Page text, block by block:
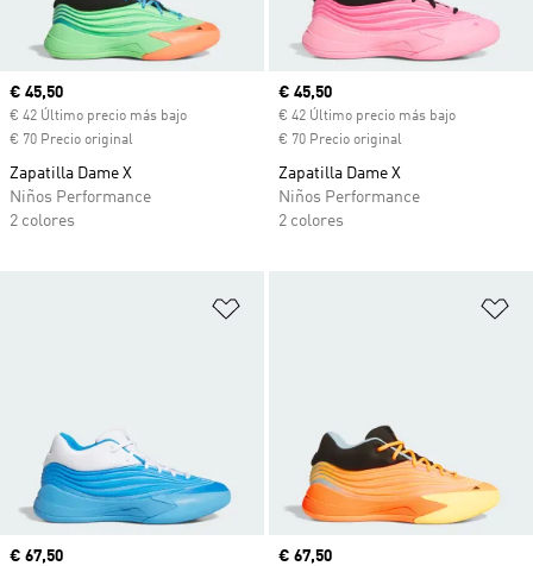
Precio actual
€ 45,50
€ 42 Último precio más bajo
€ 70 Precio original
Zapatilla Dame X
Niños Performance
2 colores
Precio actual
€ 45,50
€ 42 Último precio más bajo
€ 70 Precio original
Zapatilla Dame X
Niños Performance
2 colores
Precio actual
€ 67,50 Precio actual
€ 67,50